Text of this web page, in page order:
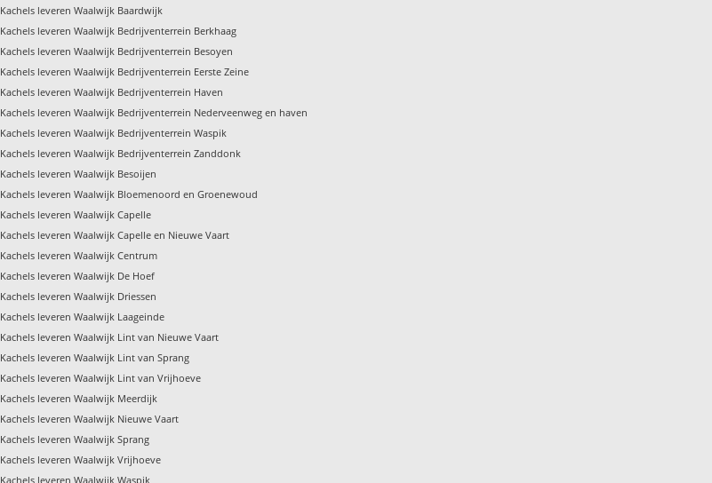
Kachels leveren Waalwijk Baardwijk
Kachels leveren Waalwijk Bedrijventerrein Berkhaag
Kachels leveren Waalwijk Bedrijventerrein Besoyen
Kachels leveren Waalwijk Bedrijventerrein Eerste Zeine
Kachels leveren Waalwijk Bedrijventerrein Haven
Kachels leveren Waalwijk Bedrijventerrein Nederveenweg en haven
Kachels leveren Waalwijk Bedrijventerrein Waspik
Kachels leveren Waalwijk Bedrijventerrein Zanddonk
Kachels leveren Waalwijk Besoijen
Kachels leveren Waalwijk Bloemenoord en Groenewoud
Kachels leveren Waalwijk Capelle
Kachels leveren Waalwijk Capelle en Nieuwe Vaart
Kachels leveren Waalwijk Centrum
Kachels leveren Waalwijk De Hoef
Kachels leveren Waalwijk Driessen
Kachels leveren Waalwijk Laageinde
Kachels leveren Waalwijk Lint van Nieuwe Vaart
Kachels leveren Waalwijk Lint van Sprang
Kachels leveren Waalwijk Lint van Vrijhoeve
Kachels leveren Waalwijk Meerdijk
Kachels leveren Waalwijk Nieuwe Vaart
Kachels leveren Waalwijk Sprang
Kachels leveren Waalwijk Vrijhoeve
Kachels leveren Waalwijk Waspik